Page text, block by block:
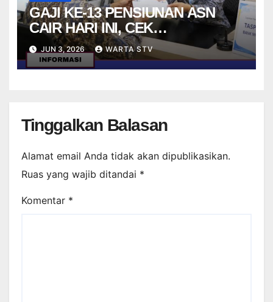
GAJI KE-13 PENSIUNAN ASN
CAIR HARI INI, CEK
MEKANISMENYA
JUN 3, 2026 WARTA STV
Tinggalkan Balasan
Alamat email Anda tidak akan dipublikasikan.
Ruas yang wajib ditandai *
Komentar *